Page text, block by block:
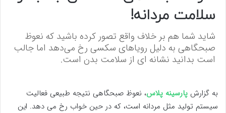
سلامت مردانه!
شاید شما هم بر خلاف واقع تصور کرده باشید که نعوظ
صبحگاهی به دلیل رویاهای سکسی رخ می‌دهد اما جالب
است بدانید نشانه ای از سلامت بدن است.
به گزارش پارسینه پلاس، نعوظ صبحگاهی نتیجه طبیعی فعالیت
سیستم تولید مثل مردانه است، که در حین خواب رخ می دهد. این